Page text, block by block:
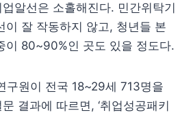
알선은 소홀해진다. 민간위탁기
이 잘 작동하지 않고, 청년들 본
이 80~90%인 곳도 있을 정도다.
구원이 전국 18~29세 713명을
결과에 따르면, ‘취업성공패키